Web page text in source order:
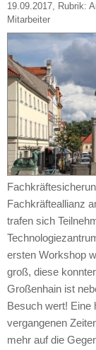
19.09.2017, Rubrik:
Mitarbeiter
Fachkräfteallianz
trafen sich
ersten Workshop
groß, diese
Großenhain ist
Besuch wert! Eine
vergangenen
mehr auf die